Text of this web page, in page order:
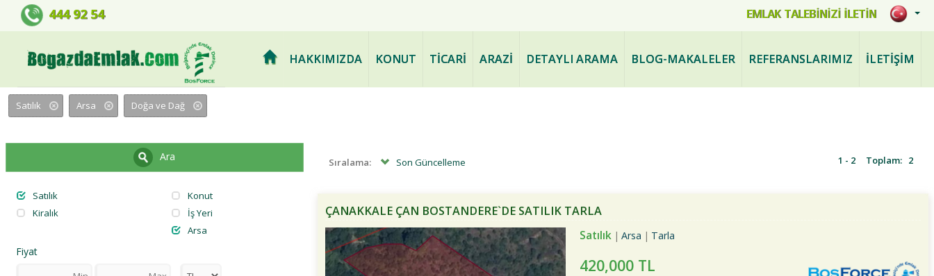
BOSFORCE EMLAK GELİŞTİRME ve PAZARLAMA - www.bogazdaemlak.com
444 92 54 EMLAK TALEBİNİZİ İLETİN
HAKKIMIZDA KONUT TİCARİ ARAZİ DETAYLI ARAMA BLOG-MAKALELER REFERANSLARIMIZ İLETİŞİM
Satılık Arsa Doğa ve Dağ
Ara
Satılık
Kiralık
Konut
İş Yeri
Arsa
Fiyat
Sıralama: Son Güncelleme 1 - 2 Toplam: 2
ÇANAKKALE ÇAN BOSTANDERE`DE SATILIK TARLA
Satılık
Arsa Tarla
420,000 TL